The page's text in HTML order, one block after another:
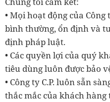
• Mọi hoạt động của Công
bình thường, ổn định và
định pháp luật.
• Các quyền lợi của quý
tiêu dùng luôn được bảo
• Công ty C.P. luôn sẵn
thắc mắc của khách